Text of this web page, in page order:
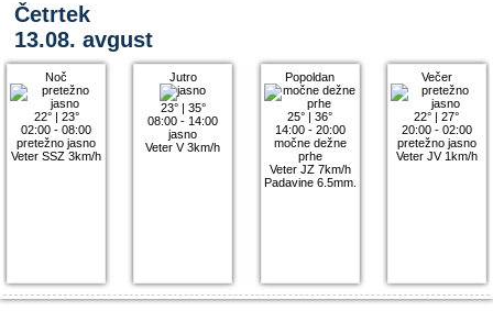
Četrtek
13.08. avgust
Noč
22°| 23°
02:00 - 08:00
pretežno jasno
Veter SSZ 3km/h
Jutro
23°| 35°
08:00 - 14:00
jasno
Veter V 3km/h
Popoldan
25° |36°
14:00 - 20:00
močne dežne
prhe
Veter JZ 7km/h
Padavine 6.5mm.
Večer
22° |27°
20:00 - 02:00
pretežno jasno
Veter JV 1km/h